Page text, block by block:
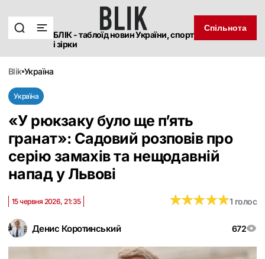
БЛІК - таблоїд новин України, спорт
і зірки
Спільнота
blik україна
Україна
«У рюкзаку було ще п’ять
гранат»: Садовий розповів про
серію замахів та нещодавній
напад у Львові
Денис Коротинський 672
15 червня 2026, 21:35 ★★★★★
★★★★★1 голос